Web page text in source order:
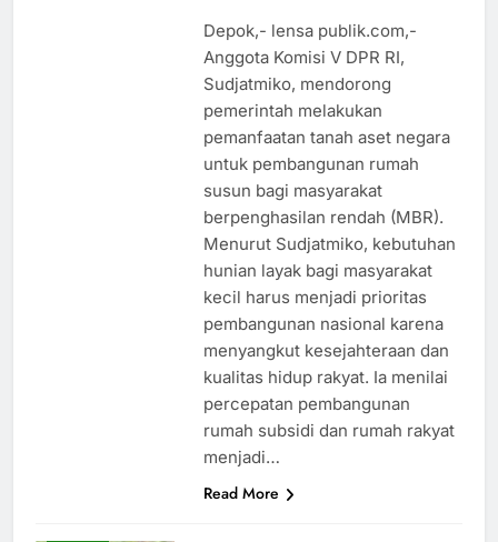
Depok,- lensa publik.com,-
Anggota Komisi V DPR RI,
Sudjatmiko, mendorong
pemerintah melakukan
pemanfaatan tanah aset negara
untuk pembangunan rumah
susun bagi masyarakat
berpenghasilan rendah (MBR).
Menurut Sudjatmiko, kebutuhan
hunian layak bagi masyarakat
kecil harus menjadi prioritas
pembangunan nasional karena
menyangkut kesejahteraan dan
kualitas hidup rakyat. Ia menilai
percepatan pembangunan
rumah subsidi dan rumah rakyat
menjadi…
Read More